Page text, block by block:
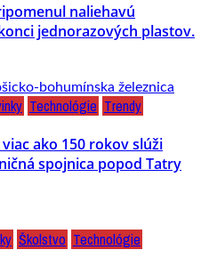
naliehavú
jednorazových plastov.
Technológie Trendy
ako 150 rokov slúži
spojnica popod Tatry
Školstvo Technológie